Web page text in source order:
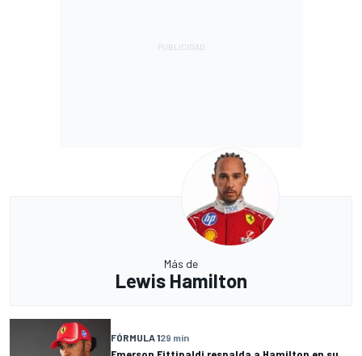
Más de
Lewis Hamilton
FÓRMULA 129 min